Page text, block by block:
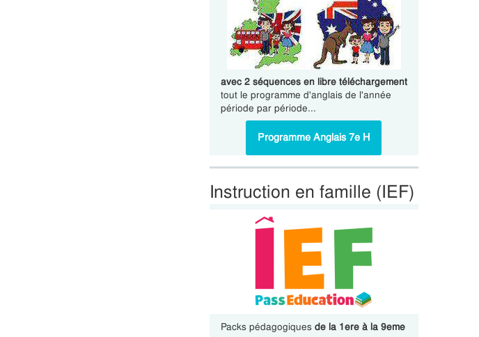
avec 2 séquences en libre téléchargement
tout le programme d'anglais de l'année
période par période...
Programme Anglais 7e H
Instruction en famille (IEF)
Packs pédagogiques de la 1ere à la 9eme